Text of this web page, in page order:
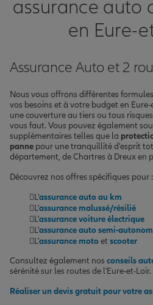
assurance auto
en Eure-
Assurance Auto et 2
Nous vous offrons différentes
vos besoins et à votre budget en
une couverture au tiers ou tous
vous faut. Vous pouvez également
supplémentaires telles que la
panne pour une tranquillité d'esprit
département, de Chartres à Dreux en
Découvrez nos offres spécifiques pour :
L'assurance auto au km
L'assurance malussé/résilié
L'assurance voiture électrique
L'assurance auto semi-
L'assurance motoet scooter
Consultez également nos conseils
sérénité sur les routes de l'Eure-et-Loir.
Réaliser un devis gratuit pour votre